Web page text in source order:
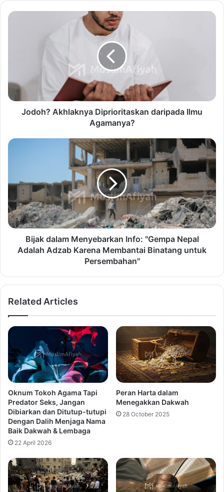
Jodoh? Akhlaknya Diprioritaskan daripada Ilmu
Agamanya?
Bijak dalam Menyebarkan Info: "Gempa Nepal
Adalah Adzab Karena Membantai Binatang untuk
Persembahan"
Related Articles
Oknum Tokoh Agama Tapi
Predator Seks, Jangan
Dibiarkan dan Ditutup-tutupi
Dengan Dalih Menjaga Nama
Baik Dakwah & Lembaga
22 April 2026
Peran Harta dalam
Menegakkan Dakwah
28 October 2025